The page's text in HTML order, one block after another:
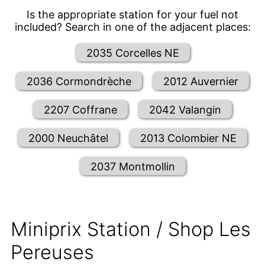
Is the appropriate station for your fuel not
included? Search in one of the adjacent places:
2035 Corcelles NE
2036 Cormondrèche 2012 Auvernier
2207 Coffrane 2042 Valangin
2000 Neuchâtel 2013 Colombier NE
2037 Montmollin
Miniprix Station / Shop Les
Pereuses